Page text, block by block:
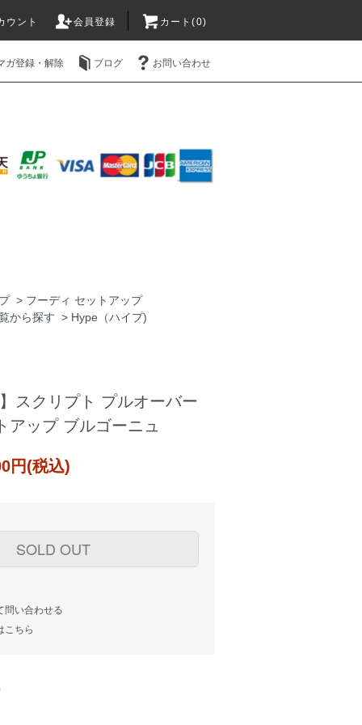
ウント 会員登録 カート(0)
ガ登録・解除 ブログ お問い合わせ
> フーディ セットアップ
から探す > Hype（ハイプ)
スクリプト プルオーバー
アップ ブルゴーニュ
円(税込)
SOLD OUT
問い合わせる
こちら